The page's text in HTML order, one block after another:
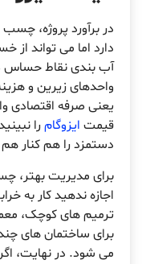
در برآورد پروژه،
دارد اما می تواند
آب بندی نقاط حساس
واحدهای زیرین و
یعنی صرفه اقتصادی
قیمت ایزوگامرا
دستمزد را هم کنار
برای مدیریت بهتر،
اجازه ندهید کار به
ترمیم های کوچک،
برای ساختمان های
می شود. در نهایت،